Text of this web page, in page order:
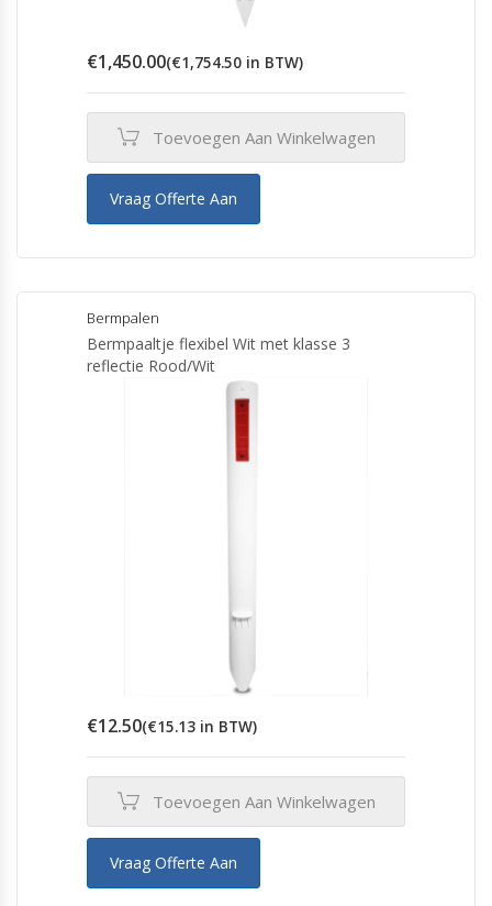
€1,450.00(€1,754.50 in BTW)
Toevoegen Aan Winkelwagen
Vraag Offerte Aan
Bermpalen
Bermpaaltje flexibel Wit met klasse 3
reflectie Rood/Wit
€12.50(€15.13 in BTW)
Toevoegen Aan Winkelwagen
Vraag Offerte Aan